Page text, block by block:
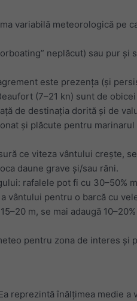
variabilă meteorologică pe
neplăcut) sau pur și
este prezența (și
(7–21 kn) sunt de
de destinația dorită și de
și plăcute pentru
ce viteza vântului crește,
daune grave și/sau răni.
rafalele pot fi cu 30–50%
pentru o barcă cu
m, se mai adaugă
pentru zona de interes și
reprezintă înălțimea medie a